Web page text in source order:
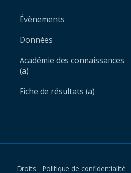
Évènements
Données
Académie des connaissances
(a)
Fiche de résultats (a)
Droits Politique de confidentialité